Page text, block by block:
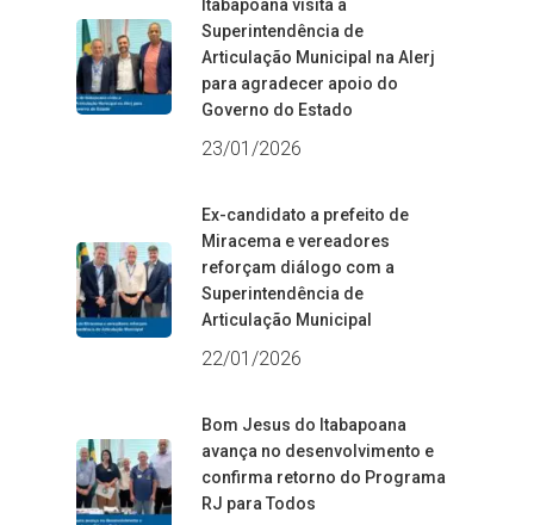
Itabapoana visita a
Superintendência de
Articulação Municipal na Alerj
para agradecer apoio do
Governo do Estado
23/01/2026
Ex-candidato a prefeito de
Miracema e vereadores
reforçam diálogo com a
Superintendência de
Articulação Municipal
22/01/2026
Bom Jesus do Itabapoana
avança no desenvolvimento e
confirma retorno do Programa
RJ para Todos